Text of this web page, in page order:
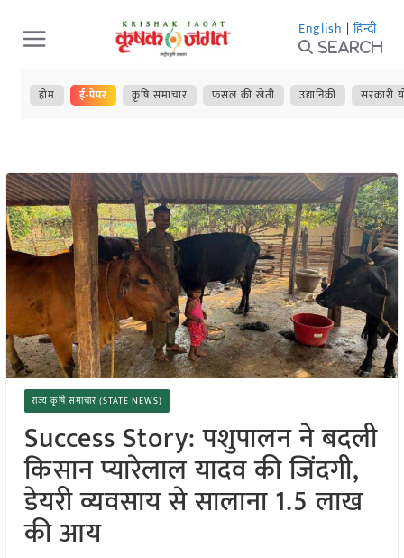
Skip
to
content
English | हिन्दी
Search
होम ई-पेपर कृषि समाचार फसल की खेती उद्यानिकी सरकारी
राज्य कृषि समाचार (STATE NEWS)
Success Story: पशुपालन ने बदली
किसान प्यारेलाल यादव की जिंदगी,
डेयरी व्यवसाय से सालाना 1.5 लाख
की आय